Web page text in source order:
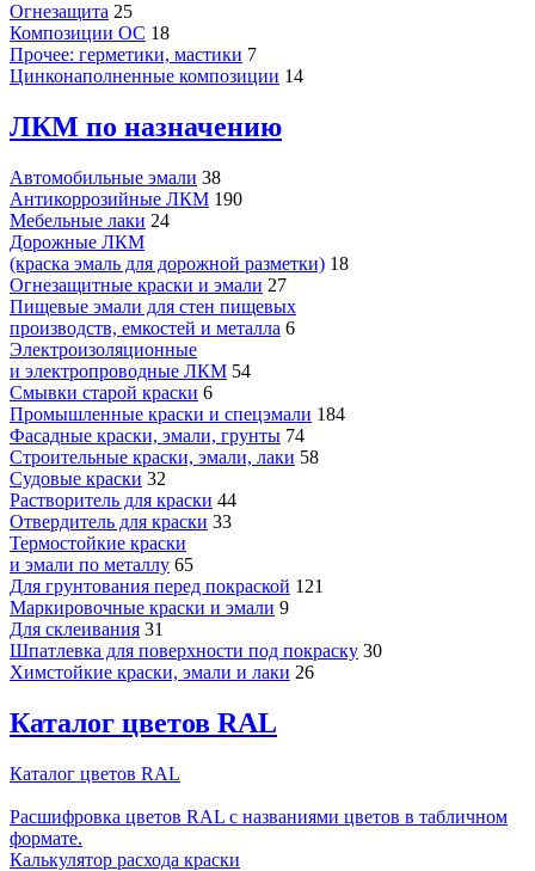
Огнезащита 25
Композиции ОС 18
Прочее: герметики, мастики 7
Цинконаполненные композиции 14
ЛКМ по назначению
Автомобильные эмали 38
Антикоррозийные ЛКМ 190
Мебельные лаки 24
Дорожные ЛКМ
(краска эмаль для дорожной разметки) 18
Огнезащитные краски и эмали 27
Пищевые эмали для стен пищевых
производств, емкостей и металла 6
Электроизоляционные
и электропроводные ЛКМ 54
Смывки старой краски 6
Промышленные краски и спецэмали 184
Фасадные краски, эмали, грунты 74
Строительные краски, эмали, лаки 58
Судовые краски 32
Растворитель для краски 44
Отвердитель для краски 33
Термостойкие краски
и эмали по металлу 65
Для грунтования перед покраской 121
Маркировочные краски и эмали 9
Для склеивания 31
Шпатлевка для поверхности под покраску 30
Химстойкие краски, эмали и лаки 26
Каталог цветов RAL
Каталог цветов RAL
Расшифровка цветов RAL с названиями цветов в табличном
формате.
Калькулятор расхода краски